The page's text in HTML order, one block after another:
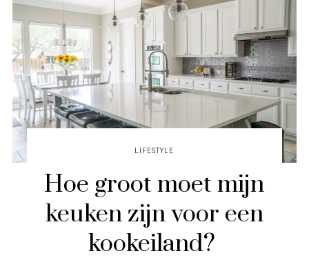
LIFESTYLE
Hoe groot moet mijn
keuken zijn voor een
kookeiland?